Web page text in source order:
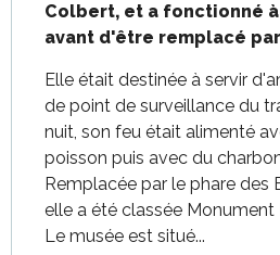
Colbert, et a fonctionné
avant d'être remplacé
Elle était destinée à servir
de point de surveillance du
nuit, son feu était alimenté
poisson puis avec du
Remplacée par le phare des
elle a été classée Monument
Le musée est situé...